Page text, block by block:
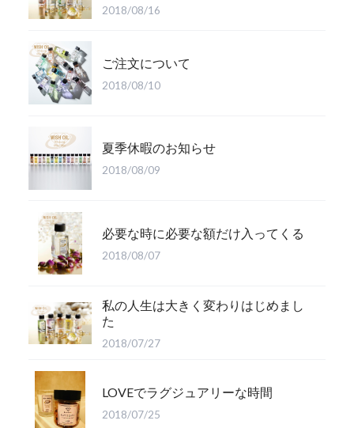
2018/08/16
ご注文について
2018/08/10
夏季休暇のお知らせ
2018/08/09
必要な時に必要な額だけ入ってくる
2018/08/07
私の人生は大きく変わりはじめまし
た
2018/07/27
LOVEでラグジュアリーな時間
2018/07/25